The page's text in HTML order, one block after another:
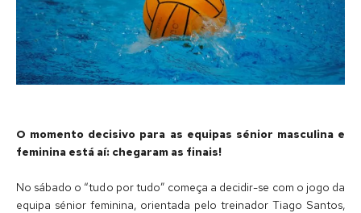
O momento decisivo para as equipas sénior masculina e
feminina está aí: chegaram as finais!
No sábado o “tudo por tudo” começa a decidir-se com o jogo da
equipa sénior feminina, orientada pelo treinador Tiago Santos,